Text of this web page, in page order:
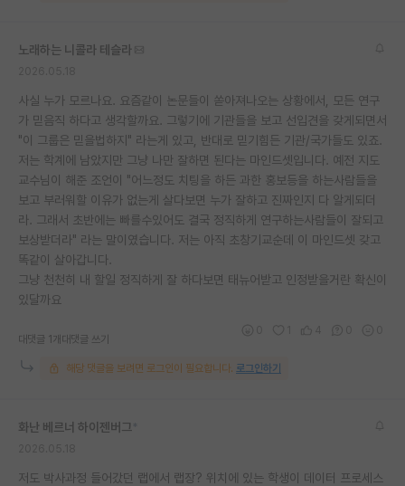
노래하는 니콜라 테슬라
사실 누가 모르나요. 요즘같이 논문들이 쏟아져나오는 상황에서, 모든 연구
가 믿음직 하다고 생각할까요. 그렇기에 기관들을 보고 선입견을 갖게되면서
"이 그룹은 믿을법하지" 라는게 있고, 반대로 믿기힘든 기관/국가들도 있죠.
저는 학계에 남았지만 그냥 나만 잘하면 된다는 마인드셋입니다. 예전 지도
교수님이 해준 조언이 "어느정도 치팅을 하든 과한 홍보등을 하는사람들을
보고 부러워할 이유가 없는게 살다보면 누가 잘하고 진짜인지 다 알게되더
라. 그래서 초반에는 빠를수있어도 결국 정직하게 연구하는사람들이 잘되고
보상받더라" 라는 말이였습니다. 저는 아직 초창기교순데 이 마인드셋 갖고
똑같이 살아갑니다.
그냥 천천히 내 할일 정직하게 잘 하다보면 태뉴어받고 인정받을거란 확신이
있달까요
대댓글 1개 대댓글 쓰기
해당 댓글을 보려면 로그인이 필요합니다. 로그인하기
화난 베르너 하이젠버그
저도 박사과정 들어갔던 랩에서 랩장? 위치에 있는 학생이 데이터 프로세스